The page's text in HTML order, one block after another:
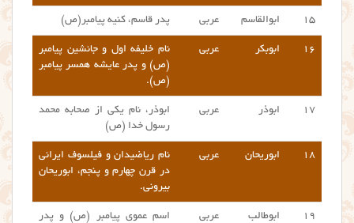
۱۵ ابوالقاسم عربی پدر قاسم، کنیه پیامبر(ص)
۱۶ ابوبکر عربی
نام خلیفه اول و جانشین پیامبر
(ص) و پدر عایشه همسر پیامبر
(ص).
۱۷ ابوذر عربی
ابوذر، نام یکی از صحابه محمد
رسول خدا (ص)
۱۸ ابوریحان عربی
نام ریاضیدان و فیلسوف ایرانی
در قرن چهارم و پنجم، ابوریحان
بیرونی.
۱۹ ابوطالب عربی
اسم عموی پیامبر (ص) و پدر